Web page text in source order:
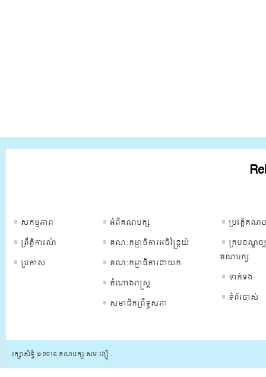
សកម្មភាព
ព្រឹត្ដិការណ៏
ប្រកាស
អំពីគណបក្ស
គណៈកម្មាធិការអចិន្រ្តៃយ៍
គណៈកម្មាធិការនាយក
តំណាងរាស្រ្ត
សមាជិកព្រឺទ្ធសភា
ប្រវត្ដិគណ
ក្របខណ្ឌច្
គណបក្ស
ទាក់ទង
ទំព័រចាស់
រក្សាសិទ្ធិ © 2016 គណបក្ស សម រង្ស៊ី .